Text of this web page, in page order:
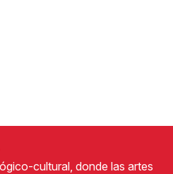
cultural, donde las artes